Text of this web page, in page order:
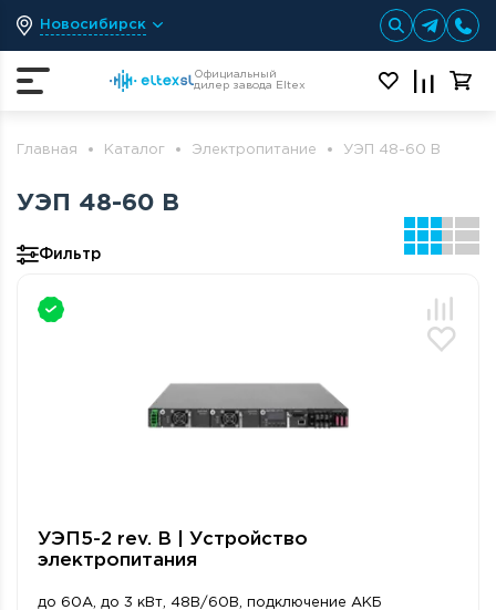
Новосибирск
Официальный
дилер завода Eltex
Главная Каталог Электропитание УЭП 48-60 В
УЭП 48-60 В
Фильтр
УЭП5-2 rev. B | Устройство
электропитания
до 60А, до 3 кВт, 48В/60В, подключение АКБ